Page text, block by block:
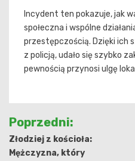
Incydent ten pokazuje, jak
społeczna i wspólne
przestępczością. Dzięki ich
z policją, udało się szybko
pewnością przynosi ulgę
Nawigacja
wpisu
Poprzedni:
Złodziej z kościoła:
Mężczyzna, który